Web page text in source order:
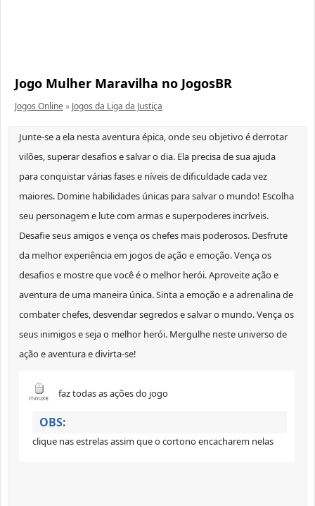
Jogo Mulher Maravilha no JogosBR
Jogos Online» Jogos da Liga da Justiça
Junte-se a ela nesta aventura épica, onde seu objetivo é derrotar
vilões, superar desafios e salvar o dia. Ela precisa de sua ajuda
para conquistar várias fases e níveis de dificuldade cada vez
maiores. Domine habilidades únicas para salvar o mundo! Escolha
seu personagem e lute com armas e superpoderes incríveis.
Desafie seus amigos e vença os chefes mais poderosos. Desfrute
da melhor experiência em jogos de ação e emoção. Vença os
desafios e mostre que você é o melhor herói. Aproveite ação e
aventura de uma maneira única. Sinta a emoção e a adrenalina de
combater chefes, desvendar segredos e salvar o mundo. Vença os
seus inimigos e seja o melhor herói. Mergulhe neste universo de
ação e aventura e divirta-se!
faz todas as ações do jogo
OBS:
clique nas estrelas assim que o cortono encacharem nelas